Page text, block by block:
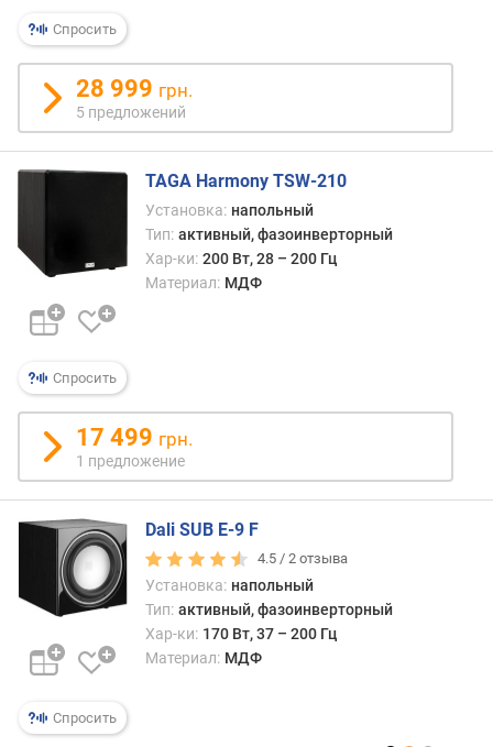
Спросить
28 999 грн.
5 предложений
Спросить
TAGA Harmony TSW-210
Установка: напольный
Тип: активный, фазоинверторный
Хар-ки: 200 Вт, 28 – 200 Гц
Материал: МДФ
17 499 грн.
1 предложение
Спросить
Dali SUB E-9 F
4.5 /2 отзыва
Установка: напольный
Тип: активный, фазоинверторный
Хар-ки: 170 Вт, 37 – 200 Гц
Материал: МДФ